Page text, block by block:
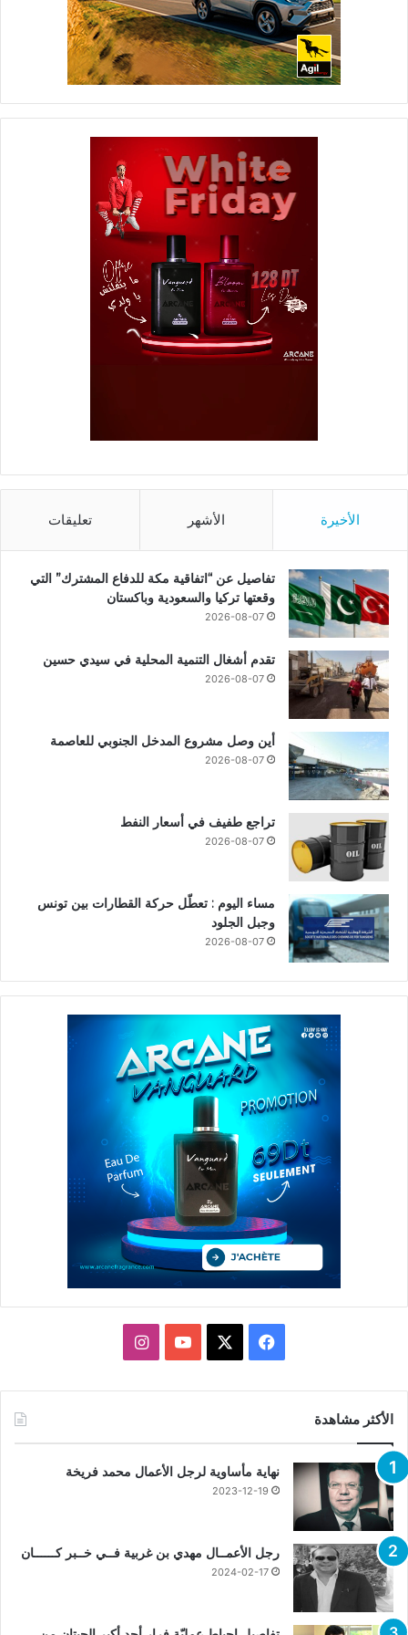
الأخيرة الأشهر تعليقات
تفاصيل عن “اتفاقية مكة للدفاع المشترك” التي
وقعتها تركيا والسعودية وباكستان
2026-08-07
تقدم أشغال التنمية المحلية في سيدي حسين
2026-08-07
أين وصل مشروع المدخل الجنوبي للعاصمة
2026-08-07
تراجع طفيف في أسعار النفط
2026-08-07
مساء اليوم : تعطّل حركة القطارات بين تونس
وجبل الجلود
2026-08-07
فيسبوك يوتيوبانستقرام
الأكثر مشاهدة
نهاية مأساوية لرجل الأعمال محمد فريخة
2023-12-19
رجل الأعمــال مهدي بن غربية فــي خــبر كــــــان
2024-02-17